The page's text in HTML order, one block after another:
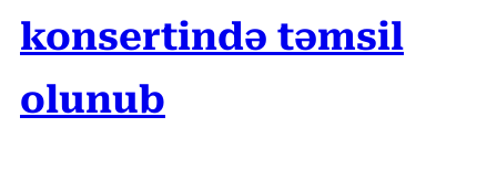
konsertində təmsil
olunub